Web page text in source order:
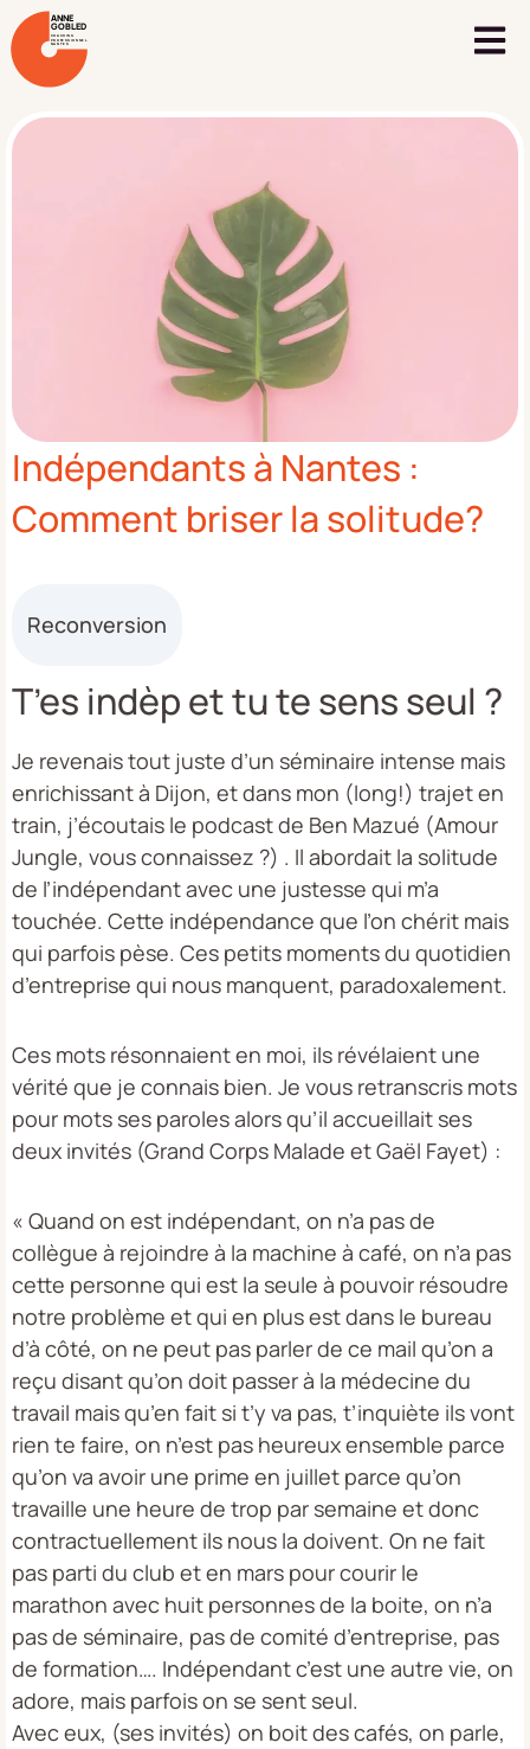
ANNE
GOBLED
COACHING
PROFESSIONNEL
NANTES
Indépendants à Nantes :
Comment briser la solitude?
Reconversion
T’es indèp et tu te sens seul ?
Je revenais tout juste d’un séminaire intense mais
enrichissant à Dijon, et dans mon (long!) trajet en
train, j’écoutais le podcast de Ben Mazué (Amour
Jungle, vous connaissez ?) . Il abordait la solitude
de l’indépendant avec une justesse qui m’a
touchée. Cette indépendance que l’on chérit mais
qui parfois pèse. Ces petits moments du quotidien
d’entreprise qui nous manquent, paradoxalement.
Ces mots résonnaient en moi, ils révélaient une
vérité que je connais bien. Je vous retranscris mots
pour mots ses paroles alors qu’il accueillait ses
deux invités (Grand Corps Malade et Gaël Fayet) :
« Quand on est indépendant, on n’a pas de
collègue à rejoindre à la machine à café, on n’a pas
cette personne qui est la seule à pouvoir résoudre
notre problème et qui en plus est dans le bureau
d’à côté, on ne peut pas parler de ce mail qu’on a
reçu disant qu’on doit passer à la médecine du
travail mais qu’en fait si t’y va pas, t’inquiète ils vont
rien te faire, on n’est pas heureux ensemble parce
qu’on va avoir une prime en juillet parce qu’on
travaille une heure de trop par semaine et donc
contractuellement ils nous la doivent. On ne fait
pas parti du club et en mars pour courir le
marathon avec huit personnes de la boite, on n’a
pas de séminaire, pas de comité d’entreprise, pas
de formation…. Indépendant c’est une autre vie, on
adore, mais parfois on se sent seul.
Avec eux, (ses invités) on boit des cafés, on parle,